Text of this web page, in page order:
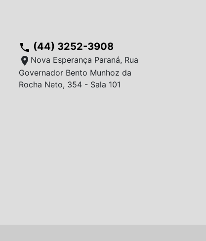
phone (44) 3252-3908
location_on Nova Esperança Paraná, Rua
Governador Bento Munhoz da
Rocha Neto, 354 - Sala 101